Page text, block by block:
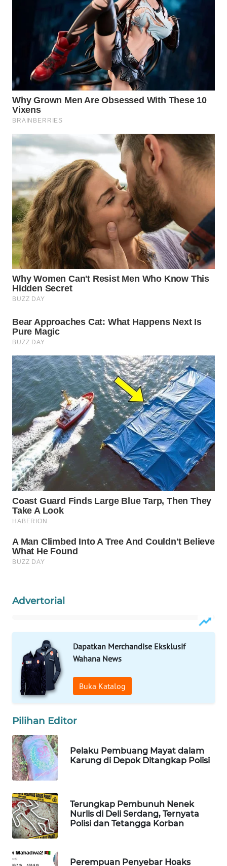
Advertorial
Dapatkan Merchandise Eksklusif
Wahana News
Buka Katalog
Pilihan Editor
Pelaku Pembuang Mayat dalam
Karung di Depok Ditangkap Polisi
Terungkap Pembunuh Nenek
Nurlis di Deli Serdang, Ternyata
Polisi dan Tetangga Korban
Perempuan Penyebar Hoaks
SEMARANG
WN
SOLO
BOROBUDUR
MADURA
WN
SURABAYA
WN
NATUNA
WN
BINTAN
WN
MANDALIKA
WN
LIKUPANG
WN
LABUANBAJO
WN
BORNEO
Wahana
Media
Group
WAHANA
NEWS
WAHANA
TANI
ADVOKAT
INFRASTRUKTUR
WAHANA
KONSUMEN
WAHANA
WAHANA
TRAVEL
WAHANA
WAHANANEWS
ID
WAHANANEWS